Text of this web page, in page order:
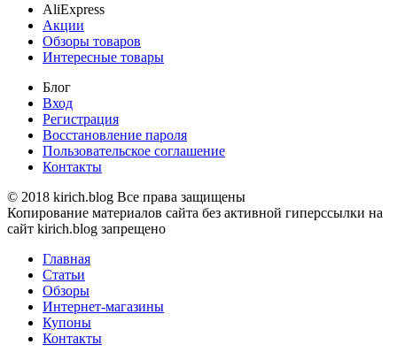
AliExpress
Акции
Обзоры товаров
Интересные товары
Блог
Вход
Регистрация
Восстановление пароля
Пользовательское соглашение
Контакты
© 2018 kirich.blog Все права защищены
Копирование материалов сайта без активной гиперссылки на
сайт kirich.blog запрещено
Главная
Статьи
Обзоры
Интернет-магазины
Купоны
Контакты